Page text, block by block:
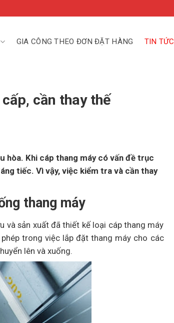
GIA CÔNG THEO ĐƠN ĐẶT HÀNG TIN TỨC
cần thay thế
hòa. Khi cáp thang máy có vấn đề trục
tiếc. Vì vậy, việc kiểm tra và cần thay
thang máy
và sản xuất đã thiết kế loại cáp thang máy
trong việc lắp đặt thang máy cho các
lên và xuống.